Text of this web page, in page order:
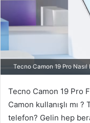
a
g
d
e
r
e
Tecno Camon 19 Pro
Tecno Camon 19 Pro
Camon kullanışlı mı
telefon? Gelin hep